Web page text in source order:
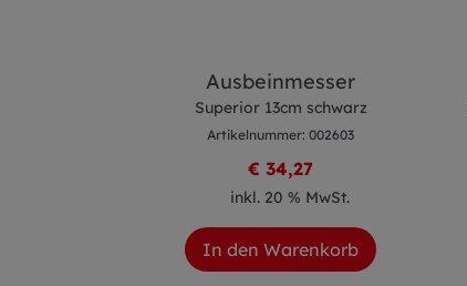
Ausbeinmesser
Superior 13cm schwarz
Artikelnummer: 002603
€ 34,27
inkl. 20 % MwSt.
In den Warenkorb